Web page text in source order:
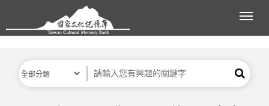
跳到主要內容區塊
展
分類 關鍵字 搜尋